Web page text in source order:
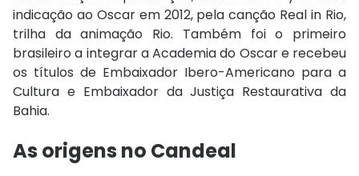
indicação ao Oscar em 2012, pela canção Real in Rio,
trilha da animação Rio. Também foi o primeiro
brasileiro a integrar a Academia do Oscar e recebeu
os títulos de Embaixador Ibero-Americano para a
Cultura e Embaixador da Justiça Restaurativa da
Bahia.
As origens no Candeal